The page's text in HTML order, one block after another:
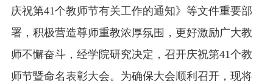
庆祝第41个教师节有关工作的通知》等文件重要部
署，积极营造尊师重教浓厚氛围，更好激励广大教
师不懈奋斗，经学院研究决定，召开庆祝第41个教
师节暨命名表彰大会。为确保大会顺利召开，现将